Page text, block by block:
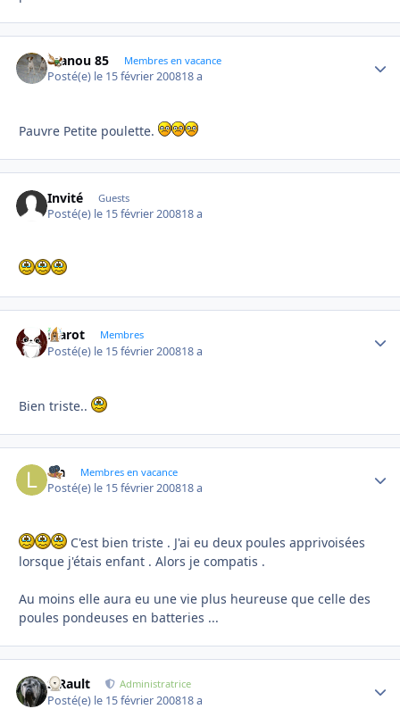
manou 85 Membres en vacance
Posté(e) le 15 février 200818 a
Pauvre Petite poulette.
Invité Guests
Posté(e) le 15 février 200818 a
Marot Membres
Posté(e) le 15 février 200818 a
Bien triste..
lea Membres en vacance
Posté(e) le 15 février 200818 a
C'est bien triste . J'ai eu deux poules apprivoisées
lorsque j'étais enfant . Alors je compatis .
Au moins elle aura eu une vie plus heureuse que celle des
poules pondeuses en batteries ...
S.Rault Administratrice
Posté(e) le 15 février 200818 a